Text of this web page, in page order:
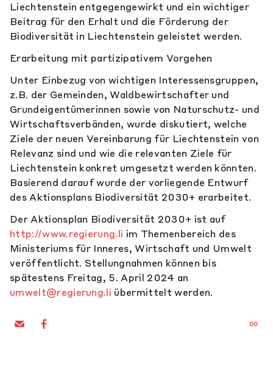
Liechtenstein entgegengewirkt und ein wichtiger
Beitrag für den Erhalt und die Förderung der
Biodiversität in Liechtenstein geleistet werden.
Erarbeitung mit partizipativem Vorgehen
Unter Einbezug von wichtigen Interessensgruppen,
z.B. der Gemeinden, Waldbewirtschafter und
Grundeigentümerinnen sowie von Naturschutz- und
Wirtschaftsverbänden, wurde diskutiert, welche
Ziele der neuen Vereinbarung für Liechtenstein von
Relevanz sind und wie die relevanten Ziele für
Liechtenstein konkret umgesetzt werden könnten.
Basierend darauf wurde der vorliegende Entwurf
des Aktionsplans Biodiversität 2030+ erarbeitet.
Der Aktionsplan Biodiversität 2030+ ist auf
http://www.regierung.li im Themenbereich des
Ministeriums für Inneres, Wirtschaft und Umwelt
veröffentlicht. Stellungnahmen können bis
spätestens Freitag, 5. April 2024 an
umwelt@regierung.li übermittelt werden.